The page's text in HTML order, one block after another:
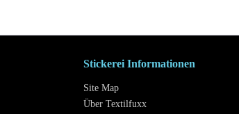
Stickerei Informationen
Site Map
Über Textilfuxx